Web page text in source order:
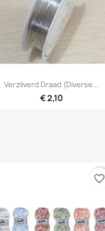
Snel bekijken
Verzilverd Draad (diverse...
€ 2,10
favorite_border